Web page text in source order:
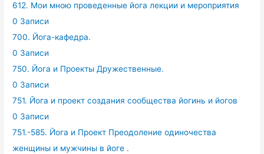
612. Мои мною проведенные йога лекции и мероприятия
0 Записи
700. Йога-кафедра.
0 Записи
750. Йога и Проекты Дружественные.
0 Записи
751. Йога и проект создания сообщества йогинь и йогов
0 Записи
751.-585. Йога и Проект Преодоление одиночества
женщины и мужчины в йоге .